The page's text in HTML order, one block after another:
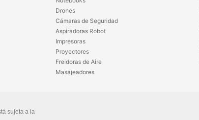
Drones
Cámaras de Seguridad
Aspiradoras Robot
Impresoras
Proyectores
Freidoras de Aire
Masajeadores
sujeta a la